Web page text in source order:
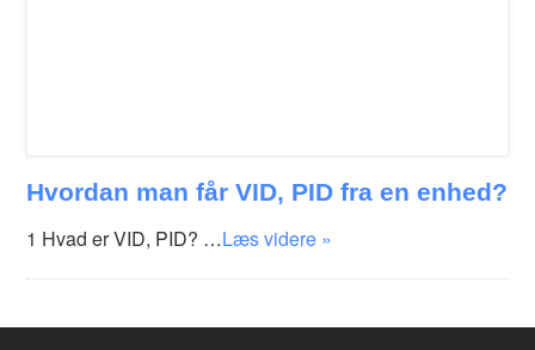
Hvordan man får VID, PID fra en enhed?
1 Hvad er VID, PID? …Læs videre »